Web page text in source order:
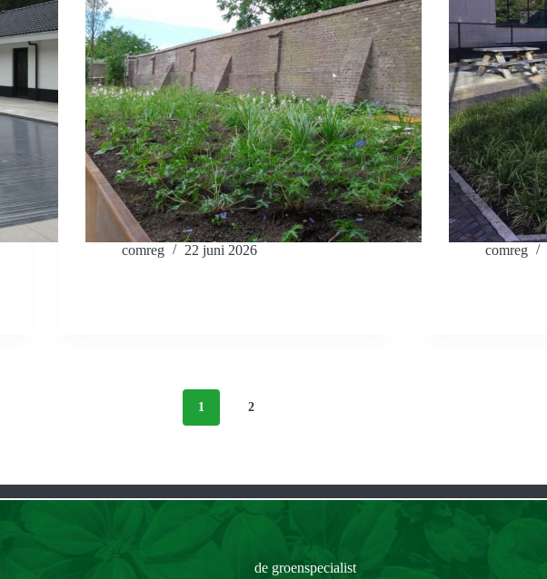
comreg 22 juni 2026 comreg
1 2
de groenspecialist